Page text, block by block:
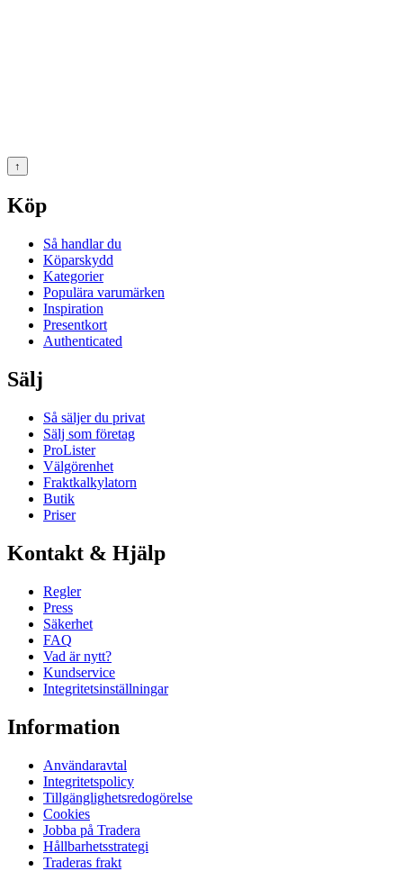
↑
Köp
Så handlar du
Köparskydd
Kategorier
Populära varumärken
Inspiration
Presentkort
Authenticated
Sälj
Så säljer du privat
Sälj som företag
ProLister
Välgörenhet
Fraktkalkylatorn
Butik
Priser
Kontakt & Hjälp
Regler
Press
Säkerhet
FAQ
Vad är nytt?
Kundservice
Integritetsinställningar
Information
Användaravtal
Integritetspolicy
Tillgänglighetsredogörelse
Cookies
Jobba på Tradera
Hållbarhetsstrategi
Traderas frakt